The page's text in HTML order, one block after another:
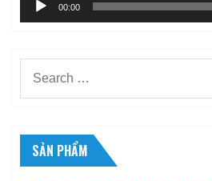
00:00
SẢN PHẨM